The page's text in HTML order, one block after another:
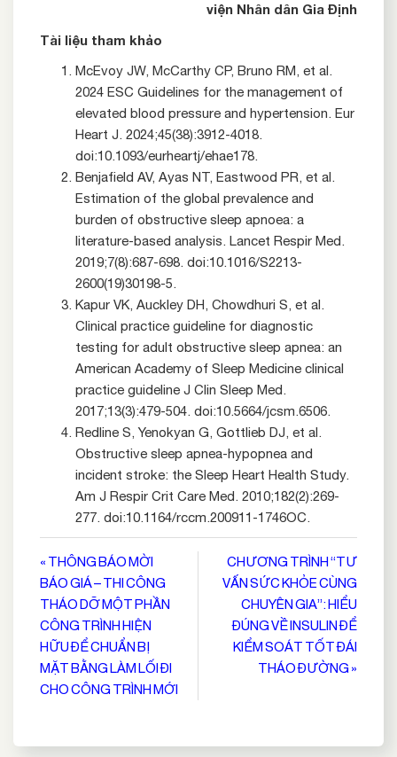
viện Nhân dân Gia Định
Tài liệu tham khảo
McEvoy JW, McCarthy CP, Bruno RM, et al.
2024 ESC Guidelines for the management of
elevated blood pressure and hypertension. Eur
Heart J. 2024;45(38):3912-4018.
doi:10.1093/eurheartj/ehae178.
Benjafield AV, Ayas NT, Eastwood PR, et al.
Estimation of the global prevalence and
burden of obstructive sleep apnoea: a
literature-based analysis. Lancet Respir Med.
2019;7(8):687-698. doi:10.1016/S2213-
2600(19)30198-5.
Kapur VK, Auckley DH, Chowdhuri S, et al.
Clinical practice guideline for diagnostic
testing for adult obstructive sleep apnea: an
American Academy of Sleep Medicine clinical
practice guideline J Clin Sleep Med.
2017;13(3):479-504. doi:10.5664/jcsm.6506.
Redline S, Yenokyan G, Gottlieb DJ, et al.
Obstructive sleep apnea-hypopnea and
incident stroke: the Sleep Heart Health Study.
Am J Respir Crit Care Med. 2010;182(2):269-
277. doi:10.1164/rccm.200911-1746OC.
Điều
hướng
bài
viết
« THÔNG BÁO MỜI
BÁO GIÁ – THI CÔNG
THÁO DỠ MỘT PHẦN
CÔNG TRÌNH HIỆN
HỮU ĐỂ CHUẨN BỊ
MẶT BẰNG LÀM LỐI ĐI
CHO CÔNG TRÌNH MỚI
CHƯƠNG TRÌNH “TƯ
VẤN SỨC KHỎE CÙNG
CHUYÊN GIA”: HIỂU
ĐÚNG VỀ INSULIN ĐỂ
KIỂM SOÁT TỐT ĐÁI
THÁO ĐƯỜNG »